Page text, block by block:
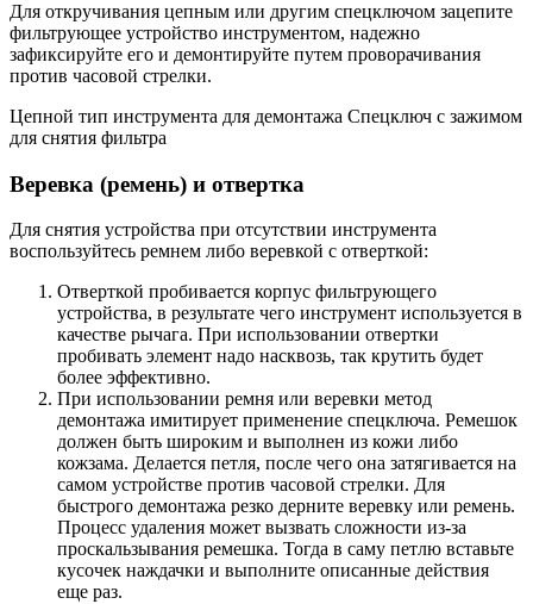
Для откручивания цепным или другим спецключом зацепите
фильтрующее устройство инструментом, надежно
зафиксируйте его и демонтируйте путем проворачивания
против часовой стрелки.
Цепной тип инструмента для демонтажа Спецключ с зажимом
для снятия фильтра
Веревка (ремень) и отвертка
Для снятия устройства при отсутствии инструмента
воспользуйтесь ремнем либо веревкой с отверткой:
Отверткой пробивается корпус фильтрующего
устройства, в результате чего инструмент используется в
качестве рычага. При использовании отвертки
пробивать элемент надо насквозь, так крутить будет
более эффективно.
При использовании ремня или веревки метод
демонтажа имитирует применение спецключа. Ремешок
должен быть широким и выполнен из кожи либо
кожзама. Делается петля, после чего она затягивается на
самом устройстве против часовой стрелки. Для
быстрого демонтажа резко дерните веревку или ремень.
Процесс удаления может вызвать сложности из-за
проскальзывания ремешка. Тогда в саму петлю вставьте
кусочек наждачки и выполните описанные действия
еще раз.